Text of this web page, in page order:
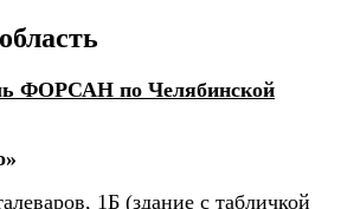
ФОРСАН по Челябинской
1Б (здание с табличкой